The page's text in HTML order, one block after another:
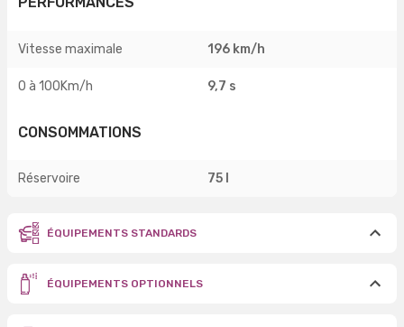
Vitesse maximale 196 km/h
0 à 100Km/h 9,7 s
CONSOMMATIONS
Réservoire 75 l
ÉQUIPEMENTS STANDARDS
ÉQUIPEMENTS OPTIONNELS